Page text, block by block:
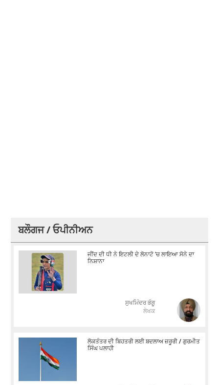
ਬਲੌਗਜ / ਓਪੀਨੀਅਨ
ਜੀਂਦ ਦੀ ਧੀ ਨੇ ਇਟਲੀ ਦੇ ਲੋਨਾਟੋ ’ਚ ਲਾਇਆ ਸੋਨੇ ਦਾ
ਨਿਸ਼ਾਨਾ
ਸੁਖਮਿੰਦਰ ਭੰਗੂ
ਲੇਖਕ
ਲੋਕਤੰਤਰ ਦੀ ਬਿਹਤਰੀ ਲਈ ਬਦਲਾਅ ਜ਼ਰੂਰੀ / ਗੁਰਮੀਤ
ਸਿੰਘ ਪਲਾਹੀ